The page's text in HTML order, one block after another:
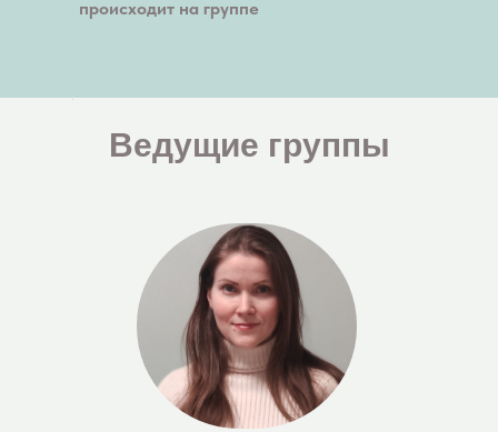
происходит на группе
Ведущие группы